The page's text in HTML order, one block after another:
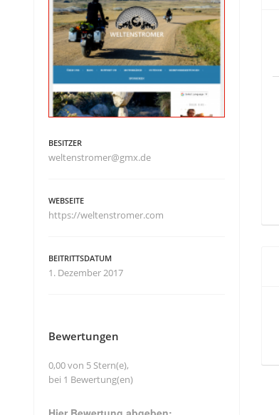
BESITZER
weltenstromer@gmx.de
WEBSEITE
https://weltenstromer.com
BEITRITTSDATUM
1. Dezember 2017
Bewertungen
0,00 von 5 Stern(e),
bei 1 Bewertung(en)